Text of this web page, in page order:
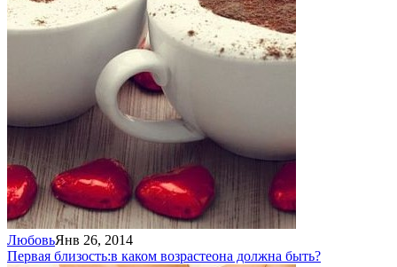
ЛюбовьЯнв 26, 2014
Первая близость:в каком возрастеона должна быть?